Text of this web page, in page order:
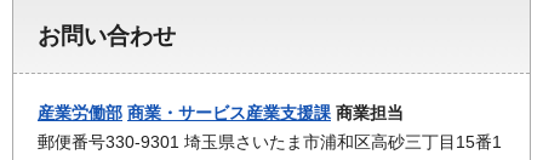
お問い合わせ
産業労働部 商業・サービス産業支援課 商業担当
郵便番号330-9301 埼玉県さいたま市浦和区高砂三丁目15番1